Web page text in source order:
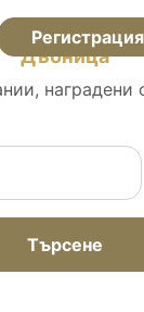
Регистрация
алкохол,
Дъбница
наградени
Търсене